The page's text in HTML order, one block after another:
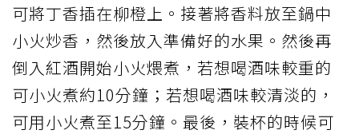
可將丁香插在柳橙上。接著將香料放至鍋中
小火炒香，然後放入準備好的水果。然後再
倒入紅酒開始小火煨煮，若想喝酒味較重的
可小火煮約10分鐘；若想喝酒味較清淡的，
可用小火煮至15分鐘。最後，裝杯的時候可